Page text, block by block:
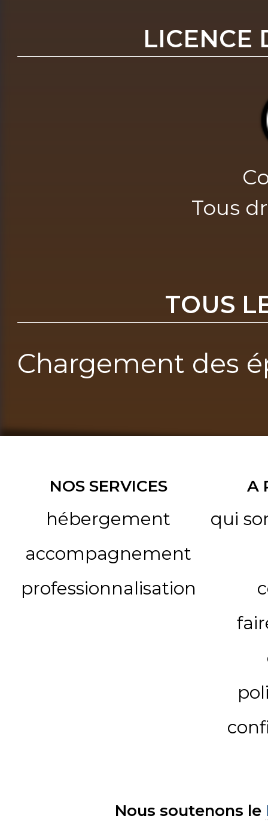
LICENCE
Tous
TOUS
Chargement des
NOS SERVICES
hébergement
accompagnement
professionnalisation
A
qui